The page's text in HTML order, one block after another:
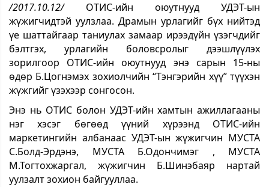
/2017.10.12/ ОТИС-ийн оюутнууд УДЭТ-ын
жүжигчидтэй уулзлаа. Драмын урлагийг бүх нийтэд
үе шаттайгаар таниулах замаар ирээдүйн үзэгчдийг
бэлтгэх, урлагийн боловсролыг дээшлүүлэх
зорилгоор ОТИС-ийн оюутнууд энэ сарын 15-ны
өдөр Б.Цогнэмэх зохиолчийн “Тэнгэрийн хүү” түүхэн
жүжгийг үзэхээр сонгосон.
Энэ нь ОТИС болон УДЭТ-ийн хамтын ажиллагааны
нэг хэсэг бөгөөд үүний хүрээнд ОТИС-ийн
маркетингийн албанаас УДЭТ-ын жүжигчин МУСТА
С.Болд-Эрдэнэ, МУСТА Б.Одончимэг , МУСТА
М.Тогтохжаргал, жүжигчин Б.Шинэбаяр нартай
уулзалт зохион байгууллаа.